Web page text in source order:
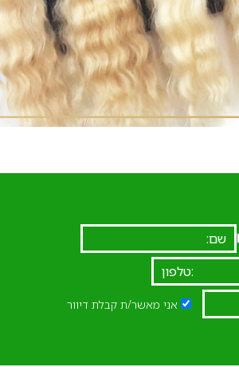
אני מאשר/ת קבלת דיוור